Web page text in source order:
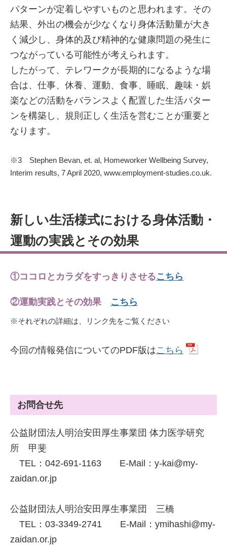
パターンが定着しやすいものと思われます。その
結果、外出の機会が少なくなり身体活動量が大き
く減少し、身体的及び精神的な健康問題の発生に
つながっている可能性が考えられます。
したがって、テレワークが長期的になるような場
合は、仕事、休養、運動、食事、睡眠、趣味・娯
楽などの活動をバランスよく配置した生活パター
ンを構築し、規則正しく生活を営むことが重要と
なります。
※3 Stephen Bevan, et. al, Homeworker Wellbeing Survey,
Interim results, 7 April 2020, www.employment-studies.co.uk.
新しい生活様式における身体活動・
運動の実践とその効果
①ココロとカラダをすっきりさせるこちら
②運動実践とその効果 こちら
※それぞれの詳細は、リンク先をご覧ください
今回の情報発信についてのPDF版はこちら
お問合せ先
公益財団法人明治安田厚生事業団 体力医学研究
所 甲斐
TEL：042-691-1163 E-Mail：y-kai@my-
zaidan.or.jp
公益財団法人明治安田厚生事業団 三橋
TEL：03-3349-2741 E-Mail：ymihashi@my-
zaidan.or.jp